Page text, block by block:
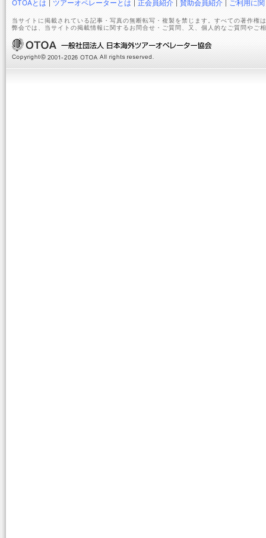
OTOAとは ツアーオペレーターとは 正会員紹介 賛助会員紹介 ご利用に
当サイトに掲載されている記事・写真の無断転写・複製を禁じます。すべての著作権
弊会では、当サイトの掲載情報に関するお問合せ・ご質問、又、個人的なご質問やご